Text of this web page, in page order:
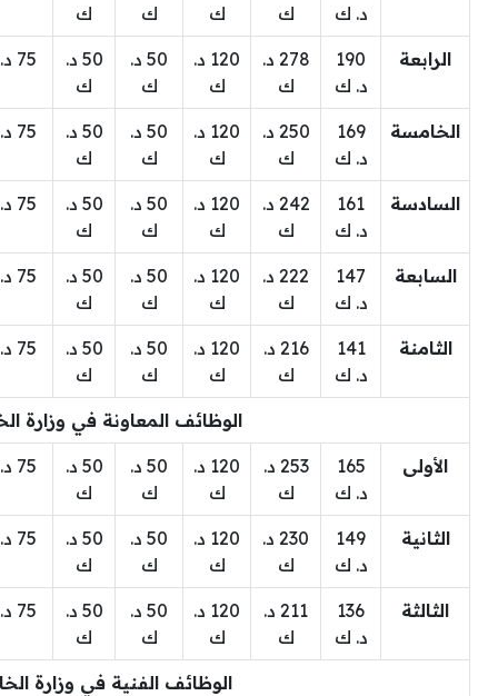
د. ك
ك
ك
ك
ك
الرابعة
190
د. ك
278 د.
ك
120 د.
ك
50 د.
ك
50 د.
ك
75 د. ك
الخامسة
169
د. ك
250 د.
ك
120 د.
ك
50 د.
ك
50 د.
ك
75 د. ك
السادسة
161
د. ك
242 د.
ك
120 د.
ك
50 د.
ك
50 د.
ك
75 د. ك
السابعة
147
د. ك
222 د.
ك
120 د.
ك
50 د.
ك
50 د.
ك
75 د. ك
الثامنة
141
د. ك
216 د.
ك
120 د.
ك
50 د.
ك
50 د.
ك
75 د. ك
الوظائف المعاونة في وزارة
الأولى
165
د. ك
253 د.
ك
120 د.
ك
50 د.
ك
50 د.
ك
75 د. ك
الثانية
149
د. ك
230 د.
ك
120 د.
ك
50 د.
ك
50 د.
ك
75 د. ك
الثالثة
136
د. ك
211 د.
ك
120 د.
ك
50 د.
ك
50 د.
ك
75 د. ك
الوظائف الفنية في وزارة